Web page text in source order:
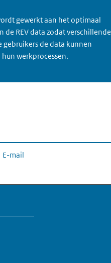
gewerkt aan het optimaal
de REV data zodat verschillende
gebruikers de data kunnen
werkprocessen.
E-mail